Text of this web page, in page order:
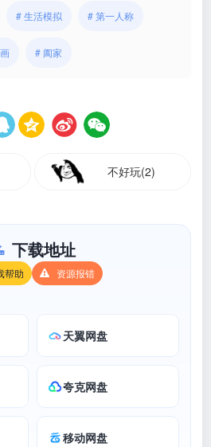
# 生活模拟 # 第一人称
# 阖家
不好玩(2)
下载地址
帮助 资源报错
天翼网盘
夸克网盘
移动网盘